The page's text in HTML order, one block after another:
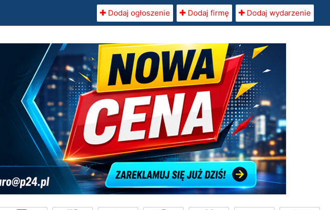
Dodaj ogłoszenie Dodaj firmę Dodaj wydarzenie